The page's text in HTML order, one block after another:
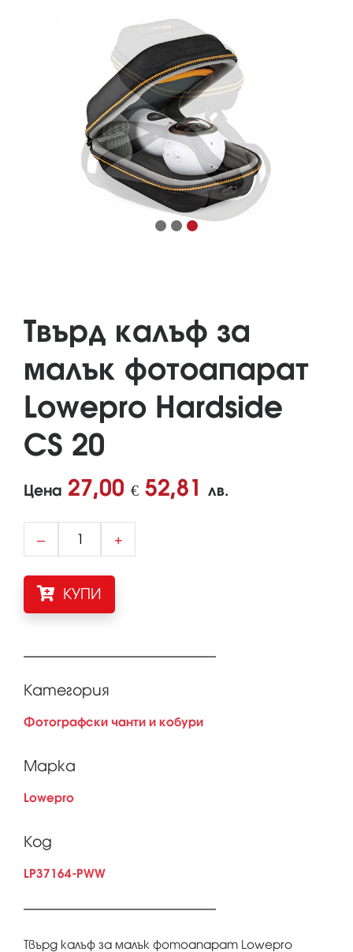
Твърд калъф за
малък фотоапарат
Lowepro Hardside
CS 20
Цена 27,00 € 52,81 лв.
– +
КУПИ
Категория
Фотографски чанти и кобури
Марка
Lowepro
Код
LP37164-PWW
Твърд калъф за малък фотоапарат Lowepro